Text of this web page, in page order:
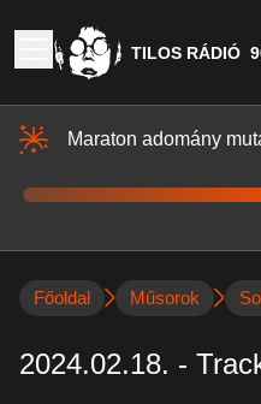
TILOS RÁDIÓ
Maraton adomány
Főoldal Műsorok
2024.02.18. -